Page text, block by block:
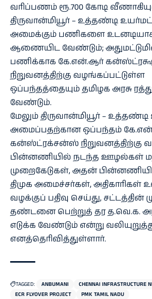
வரிப்பணம் ரூ.700 கோடி
திருவான்மியூர் – உத்தண்டி
அமைக்கும் பணிகளை உடனடியாக
ஆணையிட வேண்டும்;
பணிக்காக கே.என்.ஆர்
நிறுவனத்திற்கு வழங்கப்பட்டுள்ள
ஒப்பந்தத்தையும் தமிழக அரசு
வேண்டும்.
மேலும் திருவான்மியூர் –
அமைப்பதற்கான ஒப்பந்தம்
கன்ஸ்ட்ரக்சன்ஸ் நிறுவனத்திற்கு
பின்னணியில் நடந்த ஊழல்கள்
முறைகேடுகள், அதன்
திமுக அமைச்சர்கள், அதிகாரிகள்
வழக்குப் பதிவு செய்து, சட்டத்தின்
தண்டனை பெற்றுத் தர த.வெ.க.
எடுக்க வேண்டும் என்று
எனத்தெரிவித்துள்ளார்.
TAGGED: ANBUMANI
CHENNAI INFRASTRUCTURE
ECR FLYOVER PROJECT
PMK TAMIL NADU